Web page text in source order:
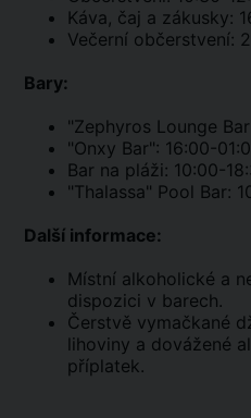
Káva, čaj a zákusky:
Večerní občerstvení:
Bary:
"Zephyros Lounge
"Onxy Bar": 16:00-
Bar na pláži: 10:00-
"Thalassa" Pool Bar:
Další informace:
Místní alkoholické a
dispozici v barech.
Čerstvě vymačkané
lihoviny a dovážené
příplatek.